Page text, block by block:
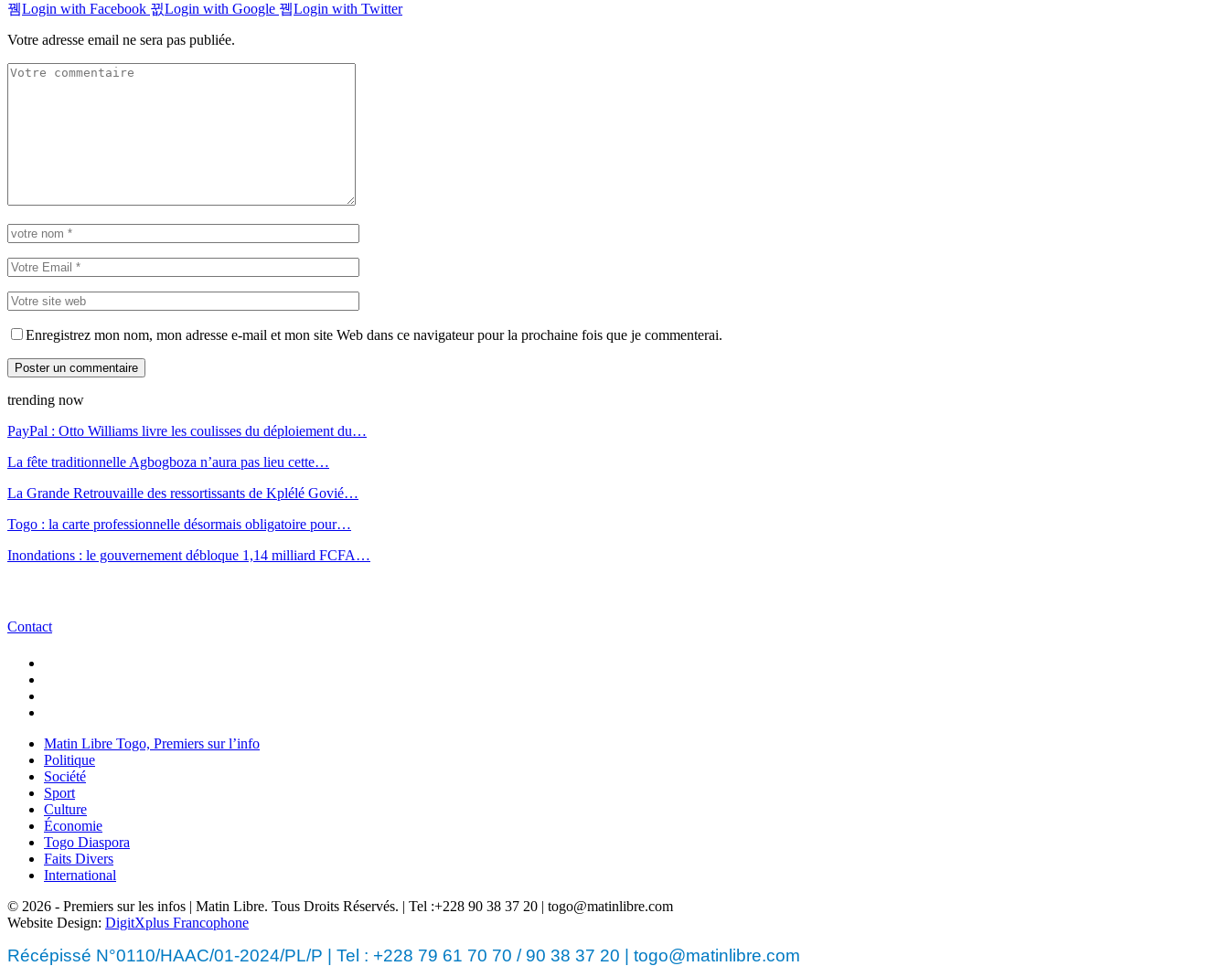
Login with Facebook
Login with Google
Login with Twitter
Votre adresse email ne sera pas publiée.
Enregistrez mon nom, mon adresse e-mail et mon site Web dans ce navigateur pour la prochaine fois que je commenterai.
trending now
PayPal : Otto Williams livre les coulisses du déploiement du…
La fête traditionnelle Agbogboza n’aura pas lieu cette…
La Grande Retrouvaille des ressortissants de Kplélé Govié…
Togo : la carte professionnelle désormais obligatoire pour…
Inondations : le gouvernement débloque 1,14 milliard FCFA…
Contact
Matin Libre Togo, Premiers sur l’info
Politique
Société
Sport
Culture
Économie
Togo Diaspora
Faits Divers
International
© 2026 - Premiers sur les infos | Matin Libre. Tous Droits Réservés. | Tel :+228 90 38 37 20 | togo@matinlibre.com
Website Design: DigitXplus Francophone
Récépissé N°0110/HAAC/01-2024/PL/P | Tel : +228 79 61 70 70 / 90 38 37 20 | togo@matinlibre.com